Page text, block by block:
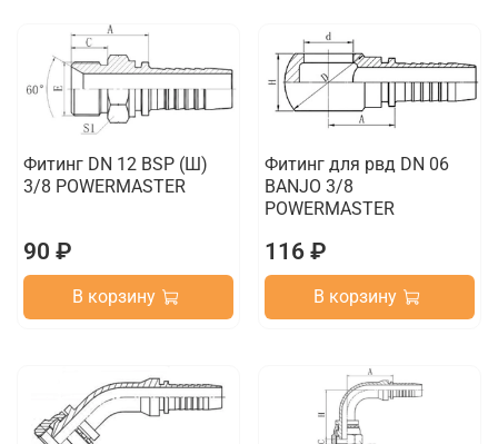
Фитинг DN 12 BSP (Ш)
3/8 POWERMASTER
90 ₽
В корзину
Фитинг для рвд DN 06
BANJO 3/8
POWERMASTER
116 ₽
В корзину